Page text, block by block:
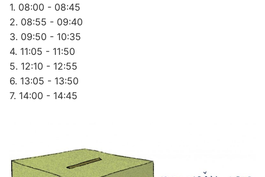
1. 08:00 - 08:45
2. 08:55 - 09:40
3. 09:50 - 10:35
4. 11:05 - 11:50
5. 12:10 - 12:55
6. 13:05 - 13:50
7. 14:00 - 14:45